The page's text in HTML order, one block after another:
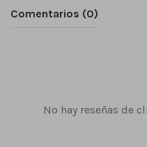
Comentarios (0)
No hay reseñas de